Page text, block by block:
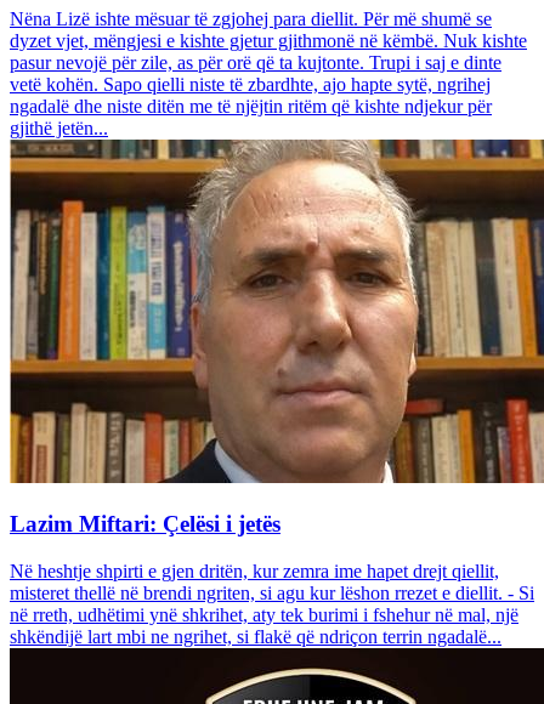
Nëna Lizë ishte mësuar të zgjohej para diellit. Për më shumë se
dyzet vjet, mëngjesi e kishte gjetur gjithmonë në këmbë. Nuk kishte
pasur nevojë për zile, as për orë që ta kujtonte. Trupi i saj e dinte
vetë kohën. Sapo qielli niste të zbardhte, ajo hapte sytë, ngrihej
ngadalë dhe niste ditën me të njëjtin ritëm që kishte ndjekur për
gjithë jetën...
Lazim Miftari: Çelësi i jetës
Në heshtje shpirti e gjen dritën, kur zemra ime hapet drejt qiellit,
misteret thellë në brendi ngriten, si agu kur lëshon rrezet e diellit. - Si
në rreth, udhëtimi ynë shkrihet, aty tek burimi i fshehur në mal, një
shkëndijë lart mbi ne ngrihet, si flakë që ndriçon terrin ngadalë...